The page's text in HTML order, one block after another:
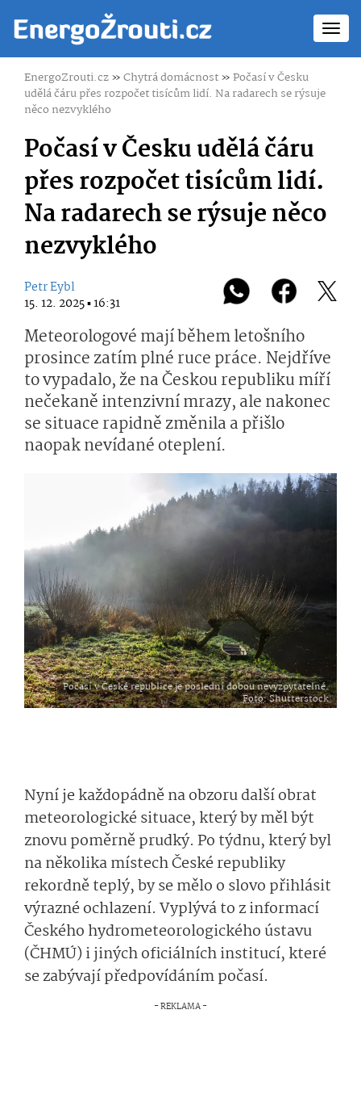
EnergoZrouti.cz»Chytrá domácnost»Počasí v Česku
udělá čáru přes rozpočet tisícům lidí. Na radarech se rýsuje
něco nezvyklého
Počasí v Česku udělá čáru
přes rozpočet tisícům lidí.
Na radarech se rýsuje něco
nezvyklého
Petr Eybl
15. 12. 2025 ▪ 16:31
Meteorologové mají během letošního
prosince zatím plné ruce práce. Nejdříve
to vypadalo, že na Českou republiku míří
nečekaně intenzivní mrazy, ale nakonec
se situace rapidně změnila a přišlo
naopak nevídané oteplení.
Počasí v České republice je poslední dobou nevyzpytatelné.
Foto: Shutterstock
Nyní je každopádně na obzoru další obrat
meteorologické situace, který by měl být
znovu poměrně prudký. Po týdnu, který byl
na několika místech České republiky
rekordně teplý, by se mělo o slovo přihlásit
výrazné ochlazení. Vyplývá to z informací
Českého hydrometeorolo­gického ústavu
(ČHMÚ) i jiných oficiálních institucí, které
se zabývají předpovídáním počasí.